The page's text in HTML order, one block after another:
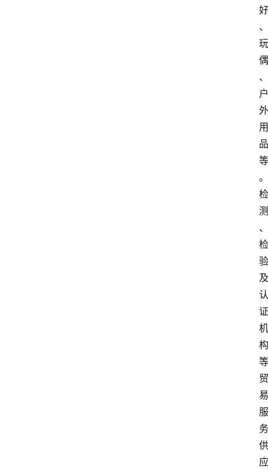
好
、
玩
偶
、
户
外
用
品
等
。
检
测
、
检
验
及
认
证
机
构
等
贸
易
服
务
供
应